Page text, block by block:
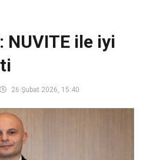
NUVITE ile iyi
26 Şubat 2026, 15:40